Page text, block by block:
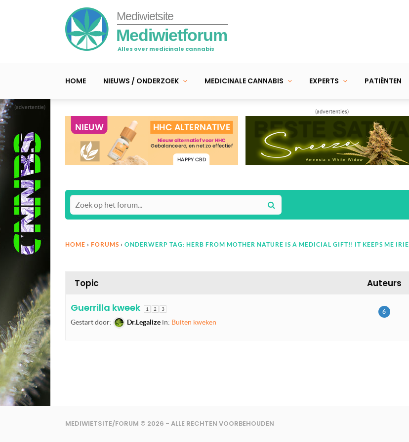
(advertentie)
Mediwietsite
Mediwietforum
Alles over medicinale cannabis
HOME NIEUWS / ONDERZOEK MEDICINALE CANNABIS EXPERTS PATIËNTEN
(advertenties)
HOME › FORUMS › ONDERWERP TAG: HERB FROM MOTHER NATURE IS A MEDICIAL GIFT!! IT KEEPS ME IRIE
Topic Auteurs
Guerrilla kweek 1 2 3
Gestart door: Dr.Legalize in: Buiten kweken
6
MEDIWIETSITE/FORUM © 2026 - ALLE RECHTEN VOORBEHOUDEN